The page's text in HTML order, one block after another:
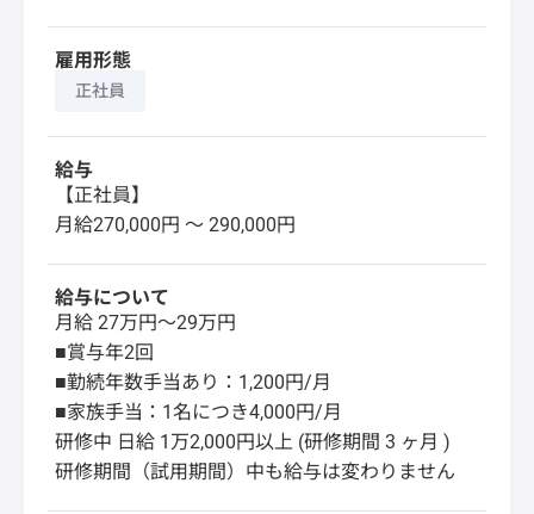
雇用形態
正社員
給与
【正社員】
月給270,000円 〜 290,000円
給与について
月給 27万円～29万円
■賞与年2回
■勤続年数手当あり：1,200円/月
■家族手当：1名につき4,000円/月
研修中 日給 1万2,000円以上 (研修期間 3 ヶ月 )
研修期間（試用期間）中も給与は変わりません